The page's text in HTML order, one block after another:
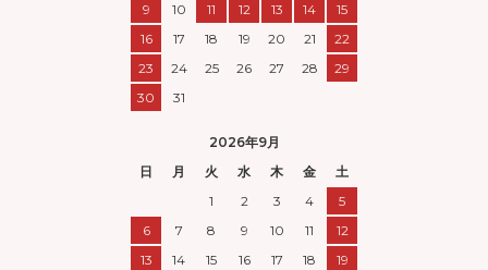
9
10 11 12 13 14
15
16
17 18 19 20 21
22
23
24 25 26 27 28
29
30
31
2026年9月
日
月 火 水 木 金
土
1
2 3 4
5
6
7 8 9 10 11
12
13
14 15 16 17 18
19